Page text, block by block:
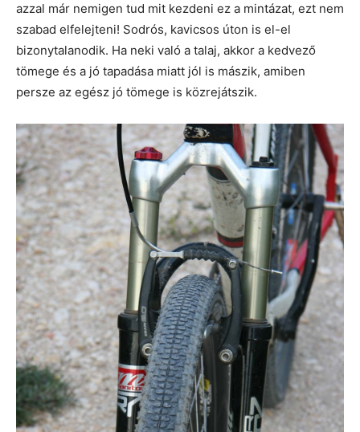
azzal már nemigen tud mit kezdeni ez a mintázat, ezt nem
szabad elfelejteni! Sodrós, kavicsos úton is el-el
bizonytalanodik. Ha neki való a talaj, akkor a kedvező
tömege és a jó tapadása miatt jól is mászik, amiben
persze az egész jó tömege is közrejátszik.